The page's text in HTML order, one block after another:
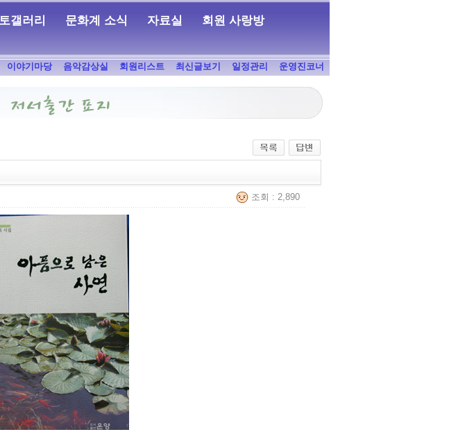
갤러리 문화계 소식 자료실 회원 사랑방
이야기마당 음악감상실 회원리스트 최신글보기 일정관리 운영진코너
조회 : 2,890